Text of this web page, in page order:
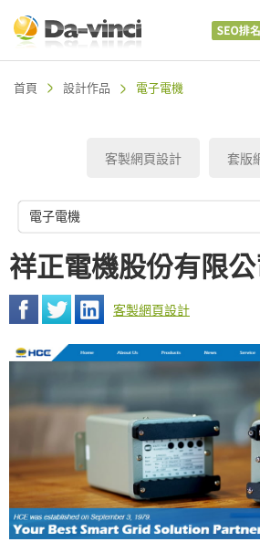
首頁 設計作品 電子電機
客製網頁設計 套版
電子電機
祥正電機股份有限公
客製網頁設計